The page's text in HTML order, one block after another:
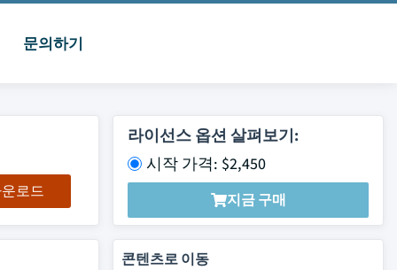
문의하기
운로드
라이선스 옵션 살펴보기:
시작 가격: $2,450
지금 구매
콘텐츠로 이동